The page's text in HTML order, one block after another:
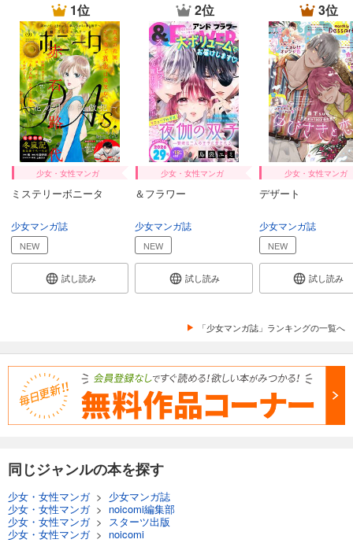
試し読み
あらすじを表示する
noicomi vol.144
660円 (税込)
カート
試し読み
あらすじを表示する
noicomi vol.143
660円 (税込)
あらすじを表示する
noicomi vol.142
試し読み
あらすじを表示する
noicomi vol.141
660円 (税込)
noicomi vol.140
440円 (税込)
1位
少女・女性マンガ
ミステリーボニータ
少女マンガ誌
NEW
試し読み
2位
少女・女性マンガ
＆フラワー
少女マンガ誌
NEW
試し読み
3位
少女・女性マンガ
デザート
少女マンガ誌
NEW
試し読み
「少女マンガ誌」ランキングの一覧へ
同じジャンルの本を探す
少女・女性マンガ> 少女マンガ誌
少女・女性マンガ> noicomi編集部
少女・女性マンガ> スターツ出版
少女・女性マンガ> noicomi